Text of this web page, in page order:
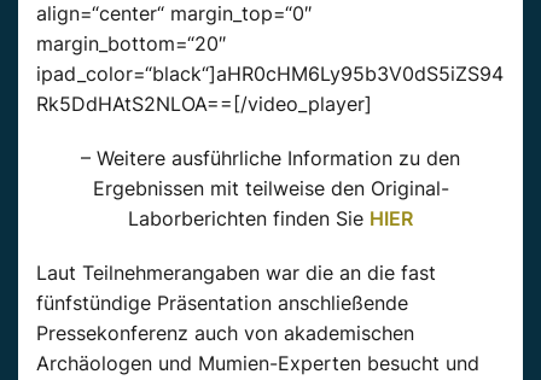
align=“center“ margin_top=“0″
margin_bottom=“20″
ipad_color=“black“]aHR0cHM6Ly95b3V0dS5iZS94
Rk5DdHAtS2NLOA==[/video_player]
– Weitere ausführliche Information zu den
Ergebnissen mit teilweise den Original-
Laborberichten finden Sie HIER
Laut Teilnehmerangaben war die an die fast
fünfstündige Präsentation anschließende
Pressekonferenz auch von akademischen
Archäologen und Mumien-Experten besucht und